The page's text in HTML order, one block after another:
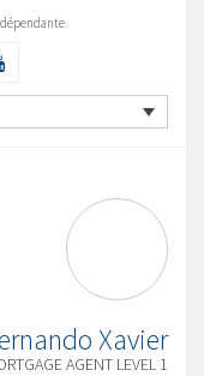
Xavier
AGENT LEVEL 1